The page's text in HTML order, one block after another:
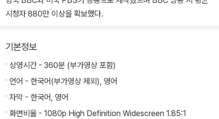
시청자 880만 이상을 확보했다.
기본정보
상영시간 - 360분 (부가영상 포함)
언어 - 한국어(부가영상 제외), 영어
자막 - 한국어, 영어
화면비율 - 1080p High Definition Widescreen 1.85:1